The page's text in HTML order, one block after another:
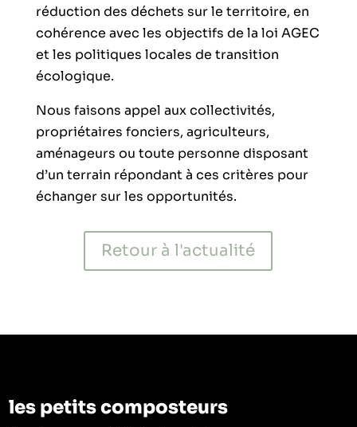
réduction des déchets sur le territoire, en
cohérence avec les objectifs de la loi AGEC
et les politiques locales de transition
écologique.
Nous faisons appel aux collectivités,
propriétaires fonciers, agriculteurs,
aménageurs ou toute personne disposant
d’un terrain répondant à ces critères pour
échanger sur les opportunités.
Retour à l'actualité
les petits composteurs